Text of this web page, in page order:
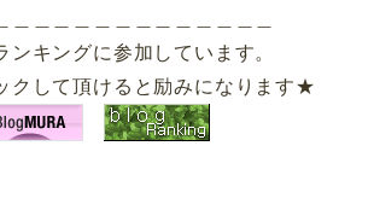
ンキングに参加しています。
クして頂けると励みになります★